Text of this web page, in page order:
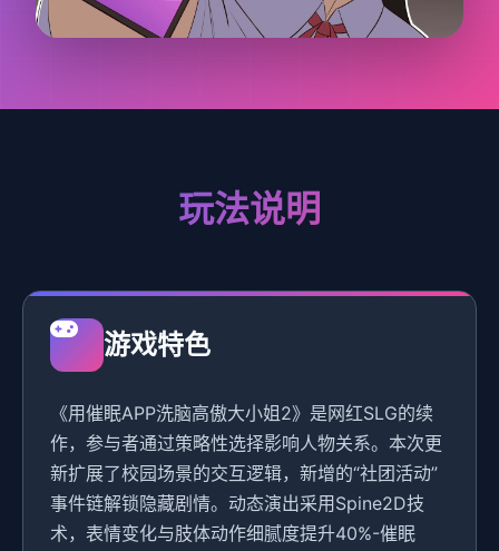
玩法说明
游戏特色
《用催眠APP洗脑高傲大小姐2》是网红SLG的续
作，参与者通过策略性选择影响人物关系。本次更
新扩展了校园场景的交互逻辑，新增的“社团活动”
事件链解锁隐藏剧情。动态演出采用Spine2D技
术，表情变化与肢体动作细腻度提升40%-催眠